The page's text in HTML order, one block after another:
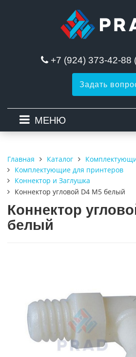
+7 (924) 373-42-88
Задать
МЕНЮ
Главная Каталог
Комплектующие для принтеров
Коннектор и Заглушка
Коннектор угловой D4 M5 белый
Коннектор
белый